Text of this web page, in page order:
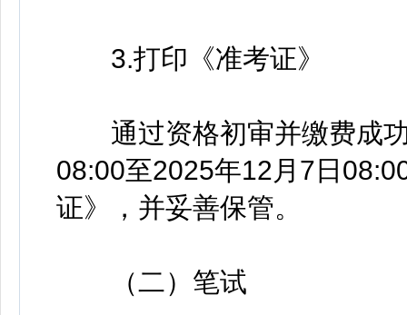
3.打印《准考证》
通过资格初审并缴费成功
08:00至2025年12月7日
证》，并妥善保管。
（二）笔试